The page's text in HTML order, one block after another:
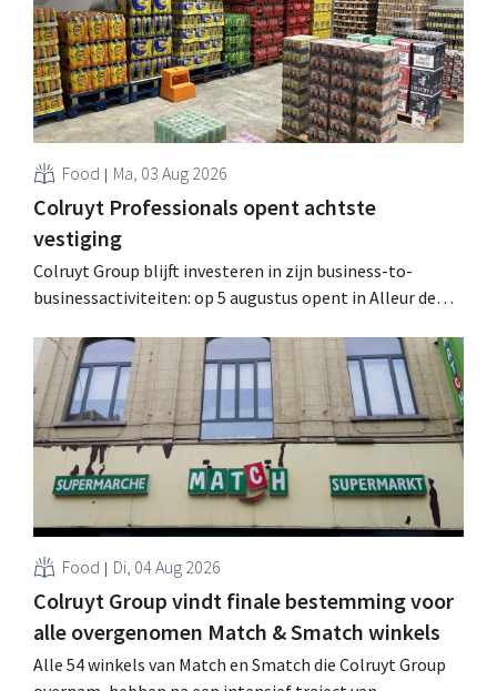
Food Ma, 03 Aug 2026
Colruyt Professionals opent achtste
vestiging
Colruyt Group blijft investeren in zijn business-to-
businessactiviteiten: op 5 augustus opent in Alleur de
winkelformule die zich uitsluitend richt op professionele
klanten. .
Food Di, 04 Aug 2026
Colruyt Group vindt finale bestemming voor
alle overgenomen Match & Smatch winkels
Alle 54 winkels van Match en Smatch die Colruyt Group